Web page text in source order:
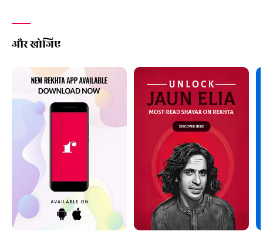
और खोजिए